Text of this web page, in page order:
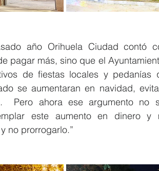
año Orihuela Ciudad contó
pagar más, sino que el
de fiestas locales y pedanías
se aumentaran en navidad,
Pero ahora ese argumento no
este aumento en dinero y
no prorrogarlo.”